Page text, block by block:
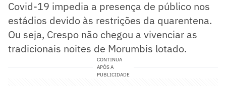
Covid-19 impedia a presença de público nos
estádios devido às restrições da quarentena.
Ou seja, Crespo não chegou a vivenciar as
tradicionais noites de Morumbis lotado.
CONTINUA
APÓS A
PUBLICIDADE